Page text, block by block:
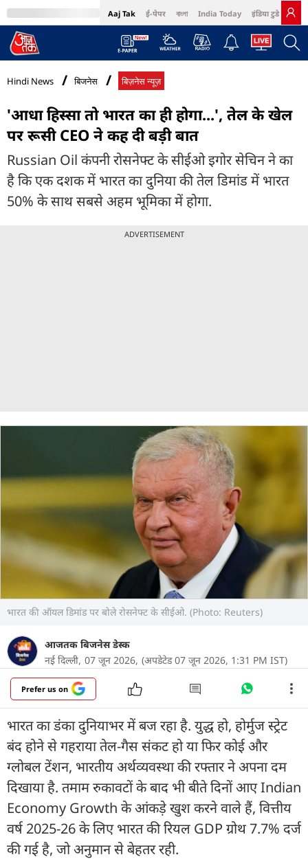
Aaj Tak ई-पेपर বাংলা India Today इंडिया टुडे हिंदी
MumbaiTak Cosmopolitan Harper's Bazaar Northeast
Hindi News बिजनेस बिज़नेस न्यूज़
'आधा हिस्सा तो भारत का ही होगा...', तेल के खेल
पर रूसी CEO ने कह दी बड़ी बात
Russian Oil कंपनी रोसनेफ्ट के सीईओ इगोर सेचिन ने का
है कि एक दशक में भारत का दुनिया की तेल डिमांड में भारत
50% के साथ सबसे अहम भूमिका में होगा.
ADVERTISEMENT
भारत की ऑयल डिमांड पर बोले रोसनेफ्ट के सीईओ. (Photo: Reuters)
आजतक बिजनेस डेस्क
नई दिल्ली, 07 जून 2026, (अपडेटेड 07 जून 2026, 1:31 PM IST)
Prefer us on
भारत का डंका दुनियाभर में बज रहा है. युद्ध हो, होर्मुज स्ट्रेट
बंद होने से गहराया तेल-गैस संकट हो या फिर कोई और
ग्लोबल टेंशन, भारतीय अर्थव्यवस्था की रफ्तार ने अपना दम
दिखाया है. तमाम रुकावटों के बाद भी बीते दिनों आए Indian
Economy Growth के आंकड़े खुश करने वाले हैं, वित्तीय
वर्ष 2025-26 के लिए भारत की रियल GDP ग्रोथ 7.7% दर्ज
की गई है, जो अनुमान से बेहतर रही.